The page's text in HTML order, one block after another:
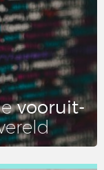
voor­uit­